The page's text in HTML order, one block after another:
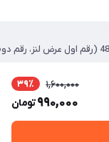
1,600,000 39٪
990,000تومان